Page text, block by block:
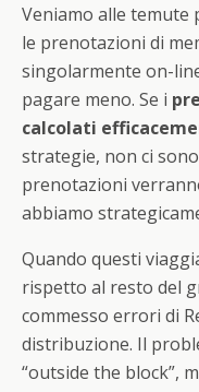
Veniamo alle temute
le prenotazioni di
singolarmente on-
pagare meno. Se i
calcolati
strategie, non ci
prenotazioni
abbiamo
Quando questi
rispetto al resto del
commesso errori di
distribuzione. Il
“outside the block”,